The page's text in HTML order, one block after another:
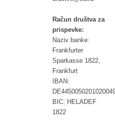
Račun društva za
prispevke:
Naziv banke:
Frankfurter
Sparkasse 1822,
Frankfurt
IBAN:
BIC: HELADEF
1822